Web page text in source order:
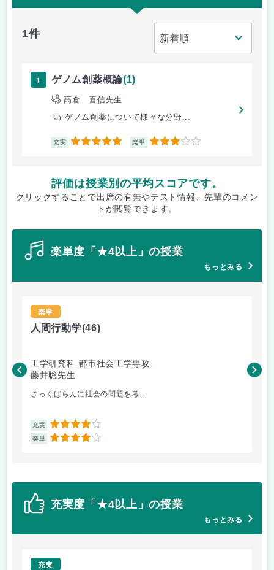
1件
1 ゲノム創薬概論(1)
高倉 喜信先生
ゲノム創薬について様々な分野...
充実 5 楽単 3
評価は授業別の平均スコアです。
クリックすることで出席の有無やテスト情報、先輩のコメン
トが閲覧できます。
楽単度「★4以上」の授業
もっとみる
楽単
人間行動学(46)
工学研究科 都市社会工学専攻
藤井聡先生
ざっくばらんに社会の問題を考...
充実 4
楽単 4
藤
充実度「★4以上」の授業
もっとみる
充実